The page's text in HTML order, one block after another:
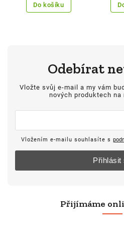
Do košíku
Přijímáme
Odebírat
Vložte svůj e-mail a my vám
nových produktech na
Vložením e-mailu souhlasíte s
Přihlásit